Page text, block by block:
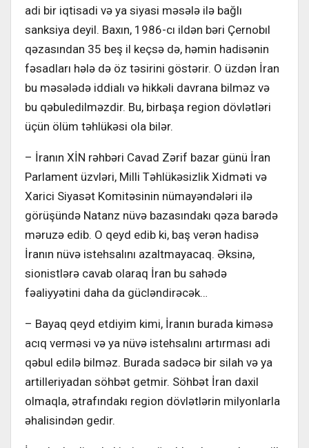
adi bir iqtisadi və ya siyasi məsələ ilə bağlı
sanksiya deyil. Baxın, 1986-cı ildən bəri Çernobıl
qəzasından 35 beş il keçsə də, həmin hadisənin
fəsadları hələ də öz təsirini göstərir. O üzdən İran
bu məsələdə iddialı və hikkəli davrana bilməz və
bu qəbuledilməzdir. Bu, birbaşa region dövlətləri
üçün ölüm təhlükəsi ola bilər.
– İranın XİN rəhbəri Cavad Zərif bazar günü İran
Parlament üzvləri, Milli Təhlükəsizlik Xidməti və
Xarici Siyasət Komitəsinin nümayəndələri ilə
görüşündə Natanz nüvə bazasındakı qəza barədə
məruzə edib. O qeyd edib ki, baş verən hadisə
İranın nüvə istehsalını azaltmayacaq. Əksinə,
sionistlərə cavab olaraq İran bu sahədə
fəaliyyətini daha da gücləndirəcək…
– Bayaq qeyd etdiyim kimi, İranın burada kiməsə
acıq verməsi və ya nüvə istehsalını artırması adi
qəbul edilə bilməz. Burada sadəcə bir silah və ya
artilleriyadan söhbət getmir. Söhbət İran daxil
olmaqla, ətrafındakı region dövlətlərin milyonlarla
əhalisindən gedir.